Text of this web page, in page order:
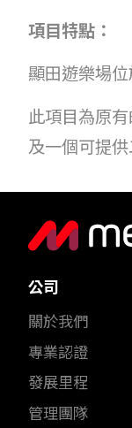
項目特點：
顯田遊樂場位
此項目為原
及一個可提
公司
關於我們
專業認證
發展里程
管理團隊